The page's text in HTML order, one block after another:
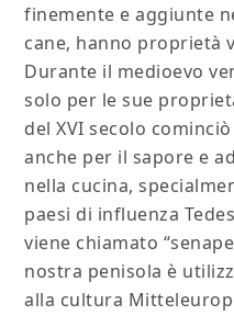
finemente e aggiunte
cane, hanno proprietà
Durante il medioevo
solo per le sue
del XVI secolo
anche per il sapore e
nella cucina,
paesi di influenza
viene chiamato
nostra penisola è
alla cultura